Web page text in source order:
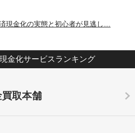
現金化の実態と初心者が見逃し…
金化サービスランキング
取本舗